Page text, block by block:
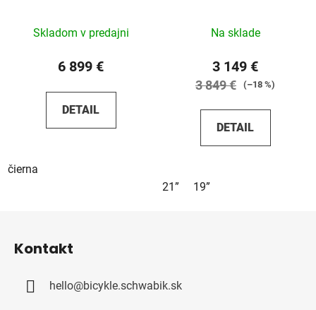
Skladom v predajni
6 899 €
DETAIL
čierna
Na sklade
3 149 €
3 849 € (–18 %)
DETAIL
21” 19”
Kontakt
hello@bicykle.schwabik.sk